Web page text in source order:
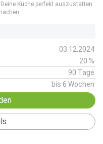
Küche perfekt auszustatten
03.12.2024
20 %
90 Tage
bis 6 Wochen